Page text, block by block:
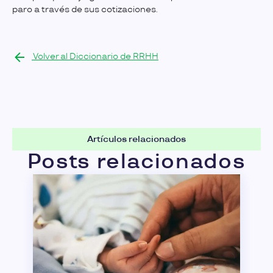
paro a través de sus cotizaciones.
Volver al Diccionario de RRHH
Artículos relacionados
Posts relacionados